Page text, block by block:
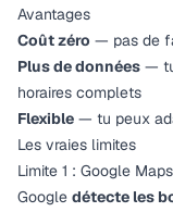
Avantages
Coût zéro — pas de
Plus de données —
horaires complets
Flexible — tu peux
Les vraies limites
Limite 1 : Google
Google détecte les